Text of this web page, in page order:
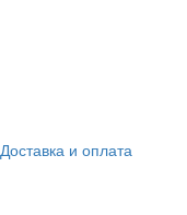
Доставка и оплата